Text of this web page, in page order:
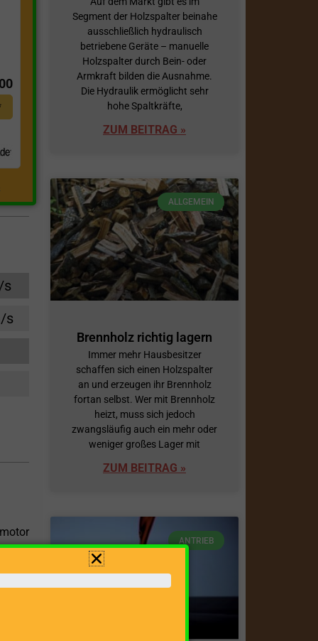
s
s
Segment der Holzspalter beinahe
ausschließlich hydraulisch
betriebene Geräte – manuelle
Holzspalter durch Bein- oder
Armkraft bilden die Ausnahme.
Die Hydraulik ermöglicht sehr
hohe Spaltkräfte,
ZUM BEITRAG »
ALLGEMEIN
Brennholz richtig lagern
Immer mehr Hausbesitzer
schaffen sich einen Holzspalter
an und erzeugen ihr Brennholz
fortan selbst. Wer mit Brennholz
heizt, muss sich jedoch
zwangsläufig auch ein mehr oder
weniger großes Lager mit
ZUM BEITRAG »
ANTRIEB